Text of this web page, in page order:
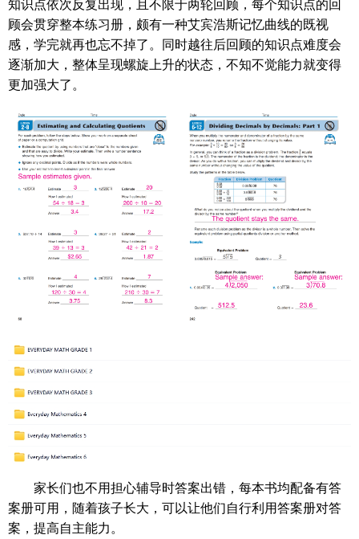
顾会贯穿整本练习册，颇有一种艾宾浩斯记忆曲线的既视
感，学完就再也忘不掉了。同时越往后回顾的知识点难度会
逐渐加大，整体呈现螺旋上升的状态，不知不觉能力就变得
更加强大了。
家长们也不用担心辅导时答案出错，每本书均配备有答
案册可用，随着孩子长大，可以让他们自行利用答案册对答
案，提高自主能力。